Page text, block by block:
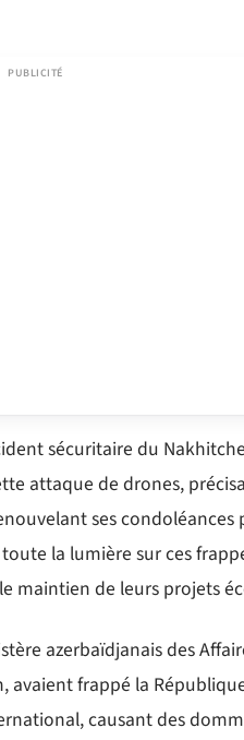
sécuritaire du
attaque de drones,
ses condoléances
la lumière sur ces
maintien de leurs projets
azerbaïdjanais des
avaient frappé la
causant des